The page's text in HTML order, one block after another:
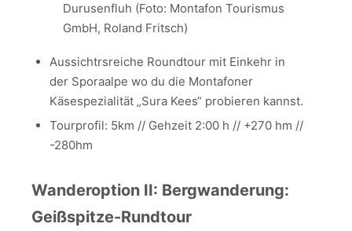
Durusenfluh (Foto: Montafon Tourismus
GmbH, Roland Fritsch)
Aussichtrsreiche Roundtour mit Einkehr in
der Sporaalpe wo du die Montafoner
Käsespezialität „Sura Kees“ probieren kannst.
Tourprofil: 5km // Gehzeit 2:00 h // +270 hm //
-280hm
Wanderoption II: Bergwanderung:
Geißspitze-Rundtour